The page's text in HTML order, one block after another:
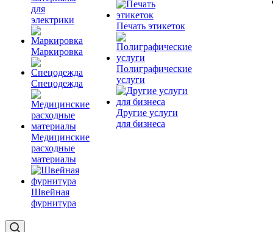
для
электрики
Маркировка
Спецодежда
Медицинские
расходные
материалы
Швейная
фурнитура
Печать этикеток
Полиграфические
услуги
Другие услуги
для бизнеса